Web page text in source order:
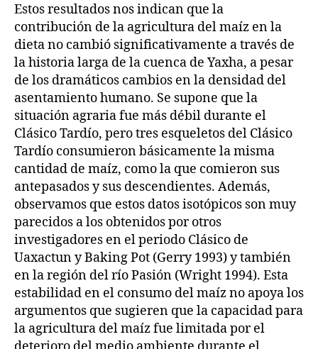
Estos resultados nos indican que la
contribución de la agricultura del maíz en la
dieta no cambió significativamente a través de
la historia larga de la cuenca de Yaxha, a pesar
de los dramáticos cambios en la densidad del
asentamiento humano. Se supone que la
situación agraria fue más débil durante el
Clásico Tardío, pero tres esqueletos del Clásico
Tardío consumieron básicamente la misma
cantidad de maíz, como la que comieron sus
antepasados y sus descendientes. Además,
observamos que estos datos isotópicos son muy
parecidos a los obtenidos por otros
investigadores en el periodo Clásico de
Uaxactun y Baking Pot (Gerry 1993) y también
en la región del río Pasión (Wright 1994). Esta
estabilidad en el consumo del maíz no apoya los
argumentos que sugieren que la capacidad para
la agricultura del maíz fue limitada por el